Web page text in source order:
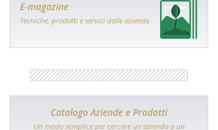
E-magazine
Tecniche, prodotti e servizi dalle aziende
Catalogo Aziende e Prodotti
Un modo semplice per cercare un'azienda o un